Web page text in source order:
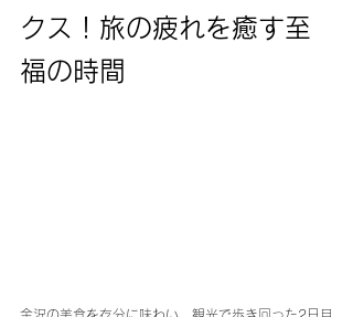
クス！旅の疲れを癒す至
福の時間